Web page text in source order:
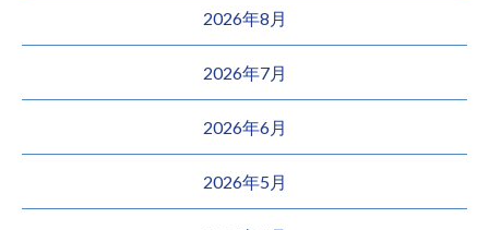
2026年8月
2026年7月
2026年6月
2026年5月